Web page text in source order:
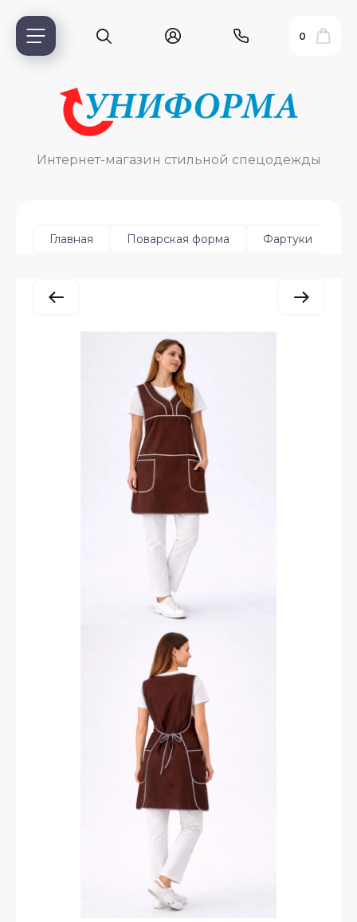
0
Интернет-магазин стильной спецодежды
Главная Поварская форма Фартуки